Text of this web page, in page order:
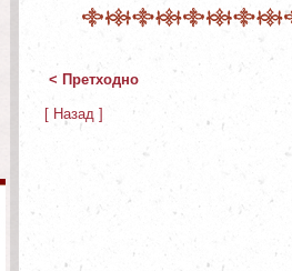
< Претходно
[ Назад ]